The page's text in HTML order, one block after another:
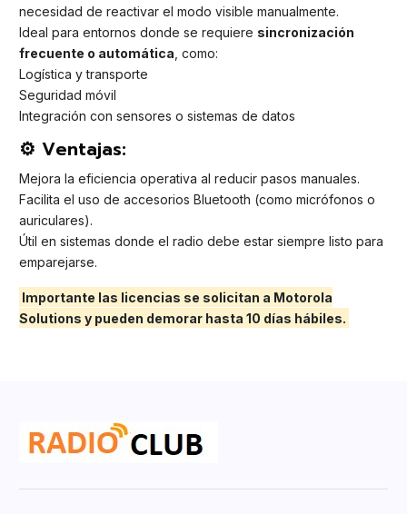
necesidad de reactivar el modo visible manualmente.
Ideal para entornos donde se requiere sincronización
frecuente o automática , como:
Logística y transporte
Seguridad móvil
Integración con sensores o sistemas de datos
⚙️ Ventajas:
Mejora la eficiencia operativa al reducir pasos manuales.
Facilita el uso de accesorios Bluetooth (como micrófonos o
auriculares).
Útil en sistemas donde el radio debe estar siempre listo para
emparejarse.
Importante las licencias se solicitan a Motorola
Solutions y pueden demorar hasta 10 días hábiles.